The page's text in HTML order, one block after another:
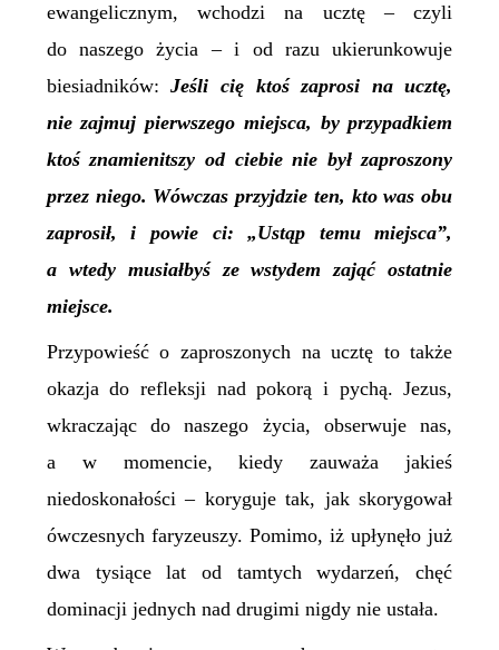
ewangelicznym, wchodzi na ucztę – czyli
do naszego życia – i od razu ukierunkowuje
biesiadników:Jeśli cię ktoś zaprosi na ucztę,
nie zajmuj pierwszego miejsca, by przypadkiem
ktoś znamienitszy od ciebie nie był zaproszony
przez niego. Wówczas przyjdzie ten, kto was obu
zaprosił, i powie ci: „Ustąp temu miejsca”,
a wtedy musiałbyś ze wstydem zająć ostatnie
miejsce.
Przypowieść o zaproszonych na ucztę to także
okazja do refleksji nad pokorą i pychą. Jezus,
wkraczając do naszego życia, obserwuje nas,
a w momencie, kiedy zauważa jakieś
niedoskonałości – koryguje tak, jak skorygował
ówczesnych faryzeuszy. Pomimo, iż upłynęło już
dwa tysiące lat od tamtych wydarzeń, chęć
dominacji jednych nad drugimi nigdy nie ustała.